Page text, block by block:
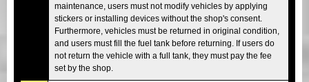
maintenance, users must not modify vehicles by applying
stickers or installing devices without the shop's consent.
Furthermore, vehicles must be returned in original condition,
and users must fill the fuel tank before returning. If users do
not return the vehicle with a full tank, they must pay the fee
set by the shop.